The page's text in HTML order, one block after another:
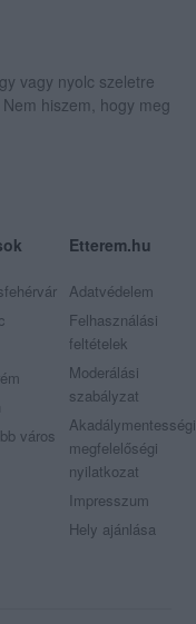
vagy nyolc szeletre
hiszem, hogy meg
város
Etterem.hu
Adatvédelem
Felhasználási
feltételek
Moderálási
szabályzat
Akadálymentességi
megfelelőségi
nyilatkozat
Impresszum
Hely ajánlása